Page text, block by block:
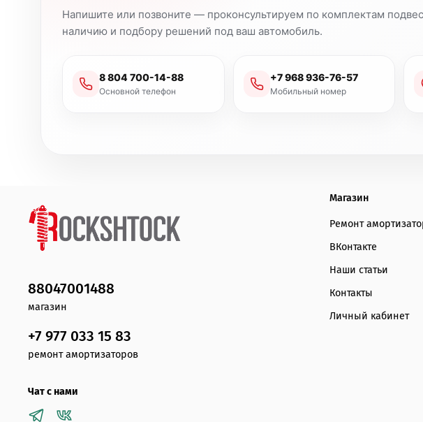
Напишите или позвоните — проконсультируем по комплектам
наличию и подбору решений под ваш автомобиль.
8 804 700-14-88
Основной телефон
+7 968 936-76-57
Мобильный номер
Магазин
Ремонт
ВКонтакте
Наши статьи
Контакты
Личный кабинет
88047001488
магазин
+7 977 033 15 83
ремонт амортизаторов
Чат с нами